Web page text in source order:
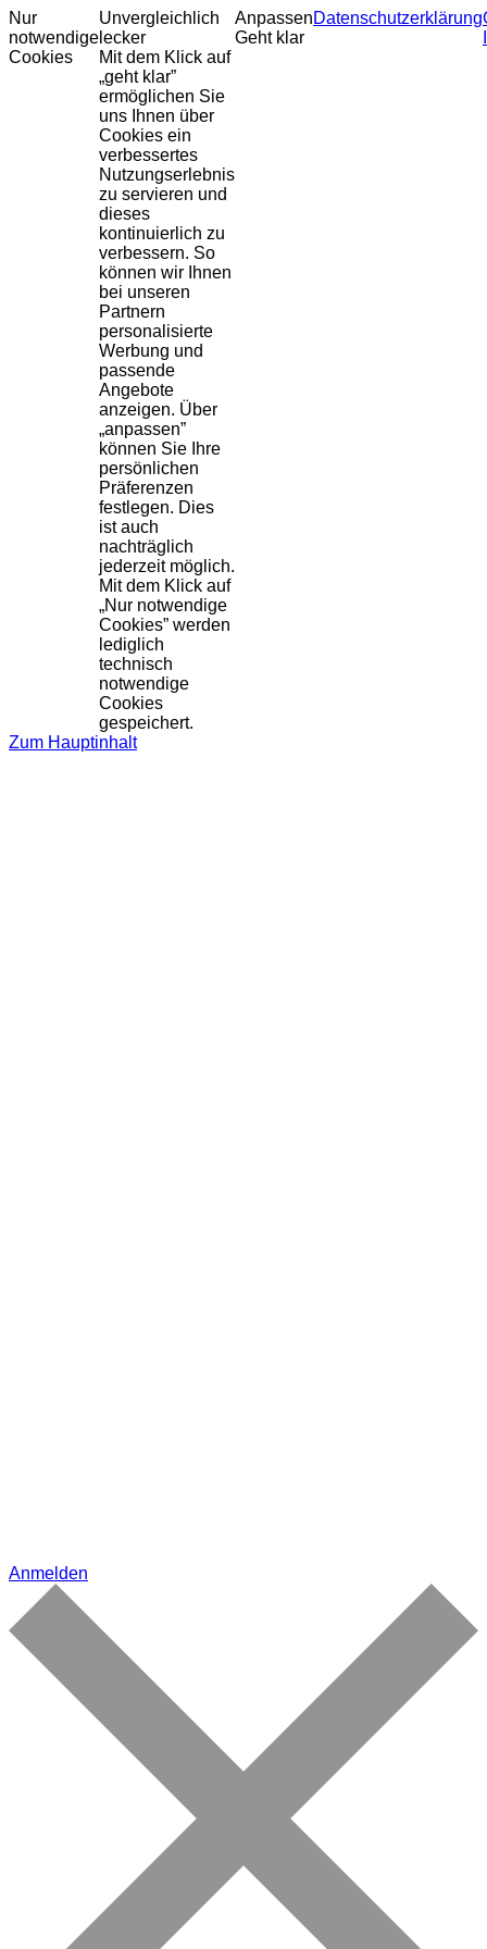
Nur
notwendige
Cookies
Unvergleichlich
lecker
Mit dem Klick auf
„geht klar”
ermöglichen Sie
uns Ihnen über
Cookies ein
verbessertes
Nutzungserlebnis
zu servieren und
dieses
kontinuierlich zu
verbessern. So
können wir Ihnen
bei unseren
Partnern
personalisierte
Werbung und
passende
Angebote
anzeigen. Über
„anpassen”
können Sie Ihre
persönlichen
Präferenzen
festlegen. Dies
ist auch
nachträglich
jederzeit möglich.
Mit dem Klick auf
„Nur notwendige
Cookies” werden
lediglich
technisch
notwendige
Cookies
gespeichert.
Anpassen
Geht klar
Datenschutzerklärung
Zum Hauptinhalt
Anmelden